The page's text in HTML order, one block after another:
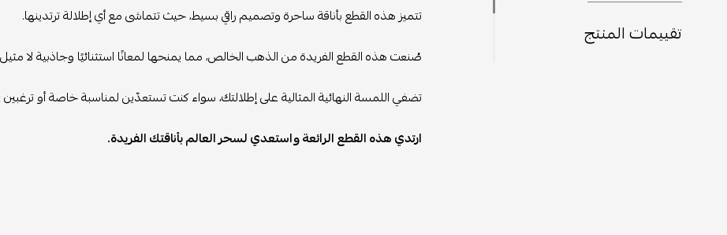
تقييمات المنتج
تتميز هذه القطع بأناقة ساحرة وتصميم راقي بسيط، حيث تتماشى مع أي إطلالة ترتدينها.
صُنعت هذه القطع الفريدة من الذهب الخالص، مما يمنحها لمعانًا استثنائيًا وجاذبية لا
تضفي اللمسة النهائية المثالية على إطلالتك، سواء كنت تستعدّين لمناسبة خاصة أو
ارتدي هذه القطع الرائعة واستعدي لسحر العالم بأناقتك الفريدة.